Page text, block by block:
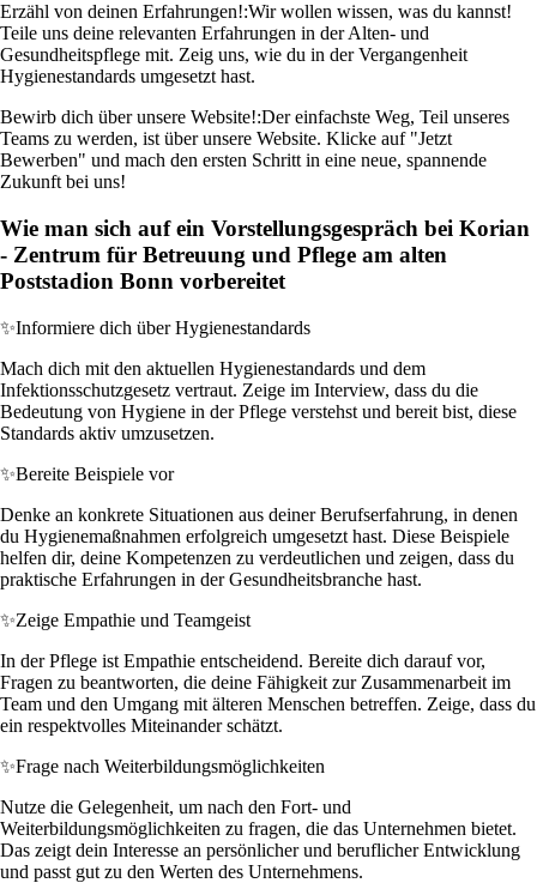
Erzähl von deinen Erfahrungen!:Wir wollen wissen, was du kannst!
Teile uns deine relevanten Erfahrungen in der Alten- und
Gesundheitspflege mit. Zeig uns, wie du in der Vergangenheit
Hygienestandards umgesetzt hast.
Bewirb dich über unsere Website!:Der einfachste Weg, Teil unseres
Teams zu werden, ist über unsere Website. Klicke auf "Jetzt
Bewerben" und mach den ersten Schritt in eine neue, spannende
Zukunft bei uns!
Wie man sich auf ein Vorstellungsgespräch bei Korian
- Zentrum für Betreuung und Pflege am alten
Poststadion Bonn vorbereitet
✨Informiere dich über Hygienestandards
Mach dich mit den aktuellen Hygienestandards und dem
Infektionsschutzgesetz vertraut. Zeige im Interview, dass du die
Bedeutung von Hygiene in der Pflege verstehst und bereit bist, diese
Standards aktiv umzusetzen.
✨Bereite Beispiele vor
Denke an konkrete Situationen aus deiner Berufserfahrung, in denen
du Hygienemaßnahmen erfolgreich umgesetzt hast. Diese Beispiele
helfen dir, deine Kompetenzen zu verdeutlichen und zeigen, dass du
praktische Erfahrungen in der Gesundheitsbranche hast.
✨Zeige Empathie und Teamgeist
In der Pflege ist Empathie entscheidend. Bereite dich darauf vor,
Fragen zu beantworten, die deine Fähigkeit zur Zusammenarbeit im
Team und den Umgang mit älteren Menschen betreffen. Zeige, dass du
ein respektvolles Miteinander schätzt.
✨Frage nach Weiterbildungsmöglichkeiten
Nutze die Gelegenheit, um nach den Fort- und
Weiterbildungsmöglichkeiten zu fragen, die das Unternehmen bietet.
Das zeigt dein Interesse an persönlicher und beruflicher Entwicklung
und passt gut zu den Werten des Unternehmens.